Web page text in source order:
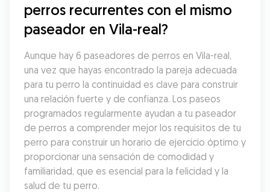
perros recurrentes con el mismo
paseador en Vila-real?
Aunque hay 6 paseadores de perros en Vila-real,
una vez que hayas encontrado la pareja adecuada
para tu perro la continuidad es clave para construir
una relación fuerte y de confianza. Los paseos
programados regularmente ayudan a tu paseador
de perros a comprender mejor los requisitos de tu
perro para construir un horario de ejercicio óptimo y
proporcionar una sensación de comodidad y
familiaridad, que es esencial para la felicidad y la
salud de tu perro.